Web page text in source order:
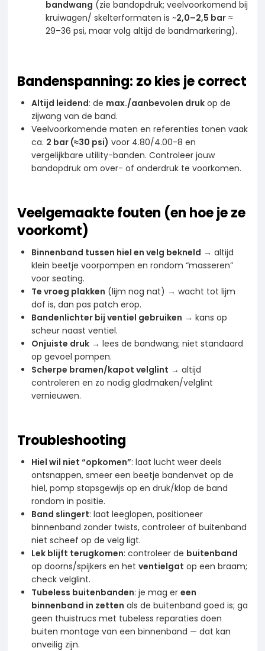
bandwang (zie bandopdruk; veelvoorkomend bij
kruiwagen/ skelterformaten is ~2,0–2,5 bar ≈
29–36 psi, maar volg altijd de bandmarkering).
Bandenspanning: zo kies je correct
Altijd leidend: de max./aanbevolen druk op de
zijwang van de band.
Veelvoorkomende maten en referenties tonen vaak
ca. 2 bar (≈30 psi) voor 4.80/4.00-8 en
vergelijkbare utility-banden. Controleer jouw
bandopdruk om over- of onderdruk te voorkomen.
Veelgemaakte fouten (en hoe je ze
voorkomt)
Binnenband tussen hiel en velg bekneld → altijd
klein beetje voorpompen en rondom “masseren”
voor seating.
Te vroeg plakken (lijm nog nat) → wacht tot lijm
dof is, dan pas patch erop.
Bandenlichter bij ventiel gebruiken → kans op
scheur naast ventiel.
Onjuiste druk → lees de bandwang; niet standaard
op gevoel pompen.
Scherpe bramen/kapot velglint → altijd
controleren en zo nodig gladmaken/velglint
vernieuwen.
Troubleshooting
Hiel wil niet “opkomen”: laat lucht weer deels
ontsnappen, smeer een beetje bandenvet op de
hiel, pomp stapsgewijs op en druk/klop de band
rondom in positie.
Band slingert: laat leeglopen, positioneer
binnenband zonder twists, controleer of buitenband
niet scheef op de velg ligt.
Lek blijft terugkomen: controleer de buitenband
op doorns/spijkers en het ventielgat op een braam;
check velglint.
Tubeless buitenbanden: je mag er een
binnenband in zetten als de buitenband goed is; ga
geen thuistrucs met tubeless reparaties doen
buiten montage van een binnenband — dat kan
onveilig zijn.